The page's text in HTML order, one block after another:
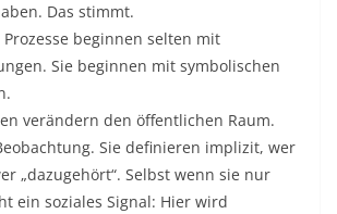
Das stimmt.
beginnen selten mit
Sie beginnen mit symbolischen
verändern den öffentlichen Raum.
Sie definieren implizit, wer
„dazugehört“. Selbst wenn sie nur
ein soziales Signal: Hier wird